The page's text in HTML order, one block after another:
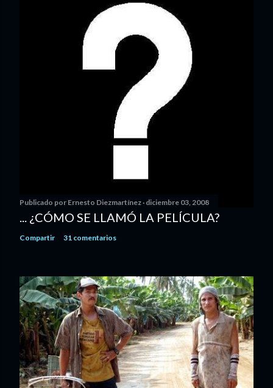
Publicado por Ernesto Diezmartínez diciembre 03, 2008
... ¿CÓMO SE LLAMÓ LA PELÍCULA?
Compartir 31 comentarios